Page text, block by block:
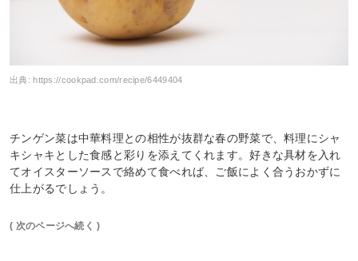
出典: https://cookpad.com/recipe/6449404
チンゲン菜は中華料理との相性が抜群な春の野菜で、料理にシャ
キシャキとした食感と彩りを添えてくれます。好きな具材を入れ
てオイスターソースで絡めて食べれば、ご飯によく合うおかずに
仕上がるでしょう。
( 次のページへ続く )